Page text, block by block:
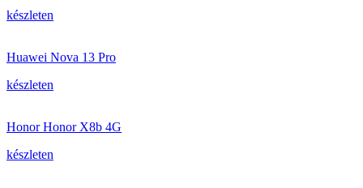
készleten
Huawei Nova 13 Pro
készleten
Honor Honor X8b 4G
készleten